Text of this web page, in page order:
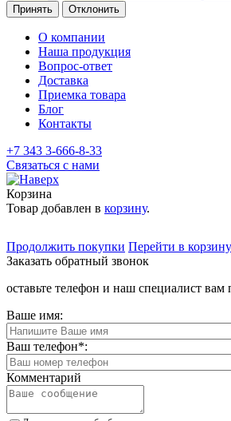
Принять Отклонить
О компании
Наша продукция
Вопрос-ответ
Доставка
Приемка товара
Блог
Контакты
+7 343 3-666-8-33
Связаться с нами
Корзина
Товар добавлен в корзину.
Продолжить покупки Перейти в корзину
Заказать обратный звонок
оставьте телефон и наш специалист вам
Ваше имя:
Ваш телефон*:
Комментарий